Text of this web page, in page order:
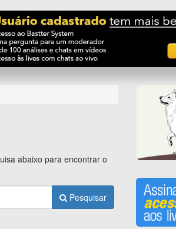
abaixo para encontrar o
Pesquisar